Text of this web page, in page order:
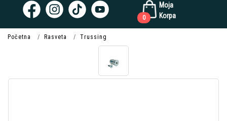
Moja
Korpa
0
Početna Rasveta Trussing